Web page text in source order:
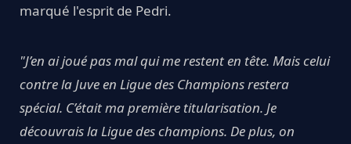
marqué l'esprit de Pedri.
"J’en ai joué pas mal qui me restent en tête. Mais celui
contre la Juve en Ligue des Champions restera
spécial. C’était ma première titularisation. Je
découvrais la Ligue des champions. De plus, on